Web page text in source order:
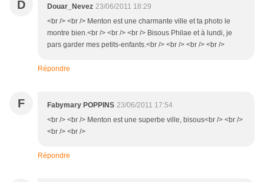
D Douar_Nevez 23/06/2011 18:29
<br /> <br /> Menton est une charmante ville et ta photo le
montre bien.<br /> <br /> <br /> Bisous Philae et à lundi, je
pars garder mes petits-enfants.<br /> <br /> <br /> <br />
Répondre
F Fabymary POPPINS 23/06/2011 17:54
<br /> <br /> Menton est une superbe ville, bisous<br /> <br />
<br /> <br />
Répondre